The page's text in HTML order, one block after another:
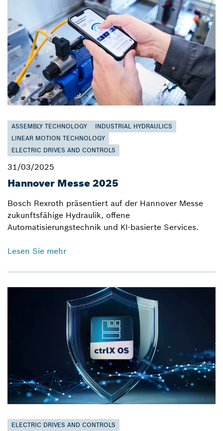
ASSEMBLY TECHNOLOGY
INDUSTRIAL HYDRAULICS
LINEAR MOTION TECHNOLOGY
ELECTRIC DRIVES AND CONTROLS
31/03/2025
Hannover Messe 2025
Bosch Rexroth präsentiert auf der Hannover Messe
zukunftsfähige Hydraulik, offene
Automatisierungstechnik und KI-basierte Services.
Lesen Sie mehr
ELECTRIC DRIVES AND CONTROLS